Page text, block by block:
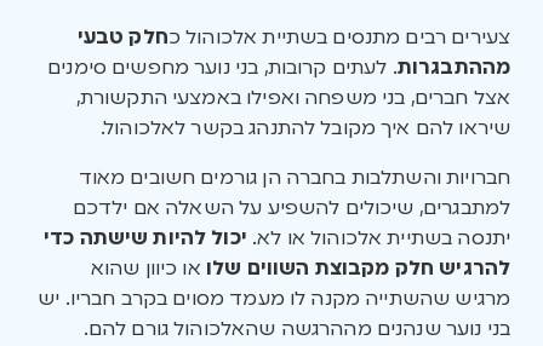
צעירים רבים מתנסים בשתיית אלכוהול כחלק טבעי
מההתבגרות. לעתים קרובות, בני נוער מחפשים סימנים
אצל חברים, בני משפחה ואפילו באמצעי התקשורת,
שיראו להם איך מקובל להתנהג בקשר לאלכוהול.
חברויות והשתלבות בחברה הן גורמים חשובים מאוד
למתבגרים, שיכולים להשפיע על השאלה אם ילדכם
יתנסה בשתיית אלכוהול או לא. יכול להיות שישתה כדי
להרגיש חלק מקבוצת השווים שלו או כיוון שהוא
מרגיש שהשתייה מקנה לו מעמד מסוים בקרב חבריו. יש
בני נוער שנהנים מההרגשה שהאלכוהול גורם להם.